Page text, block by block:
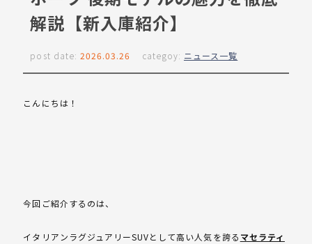
解説【新入庫紹介】
post date: 2026.03.26 categoy: ニュース一覧
こんにちは！
今回ご紹介するのは、
イタリアンラグジュアリーSUVとして高い人気を誇る マセラティ